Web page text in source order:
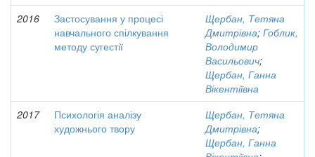
2016
Застосування у процесі
навчального спілкування
методу сугестії
Щербан, Тетяна
Дмитрівна; Гоблик,
Володимир
Васильович;
Щербан, Ганна
Вікентіївна
2017
Психологія аналізу
художнього твору
Щербан, Тетяна
Дмитрівна;
Щербан, Ганна